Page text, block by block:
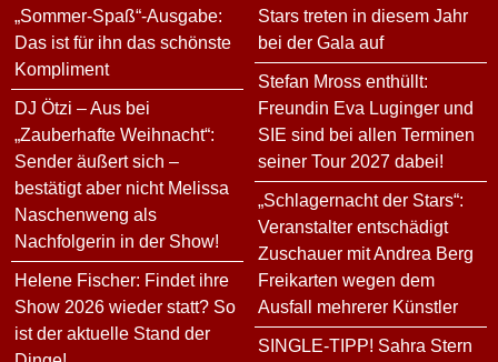
„Sommer-Spaß“-Ausgabe:
Das ist für ihn das schönste
Kompliment
DJ Ötzi – Aus bei
„Zauberhafte Weihnacht“:
Sender äußert sich –
bestätigt aber nicht Melissa
Naschenweng als
Nachfolgerin in der Show!
Helene Fischer: Findet ihre
Show 2026 wieder statt? So
ist der aktuelle Stand der
Stars treten in diesem Jahr
bei der Gala auf
Stefan Mross enthüllt:
Freundin Eva Luginger und
SIE sind bei allen Terminen
seiner Tour 2027 dabei!
„Schlagernacht der Stars“:
Veranstalter entschädigt
Zuschauer mit Andrea Berg
Freikarten wegen dem
Ausfall mehrerer Künstler
SINGLE-TIPP! Sahra Stern